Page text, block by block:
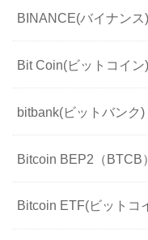
BINANCE(バイナンス)
Bit Coin(ビットコイン)
bitbank(ビットバンク)
Bitcoin BEP2（BTCB）
Bitcoin ETF(ビットコ